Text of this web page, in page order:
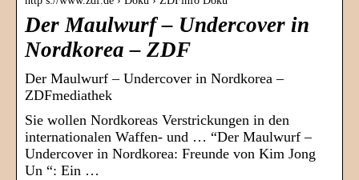
Der Maulwurf – Undercover in
Nordkorea – ZDF
Der Maulwurf – Undercover in Nordkorea –
ZDFmediathek
Sie wollen Nordkoreas Verstrickungen in den
internationalen Waffen- und … “Der Maulwurf –
Undercover in Nordkorea: Freunde von Kim Jong
Un “: Ein …